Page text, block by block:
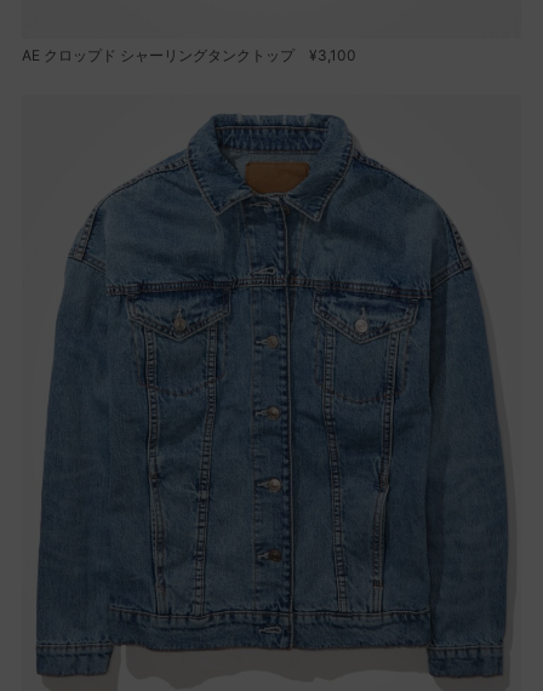
AE クロップド シャーリングタンクトップ ¥3,100